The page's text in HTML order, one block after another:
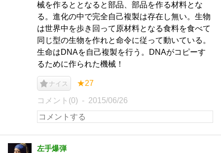
械を作るととなると部品、部品を作る材料とな
る。進化の中で完全自己複製は存在し無い。生物
は世界中を歩き回って原材料となる食料を食べて
同じ型の生物を作れと命令に従って動いている。
生命はDNAを自己複製を行う。DNAがコピーす
るために作られた機械！
ナイス ★27
コメント(0) 2015/06/26
左手爆弾